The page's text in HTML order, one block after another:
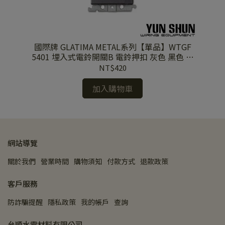
國際牌 GLATIMA METAL系列【單品】WTGF
5401 埋入式電鈴開關B 電鈴押扣 灰色 黑色 陶
瓷白
NT$420
加入購物車
網站導覽
關於我們 營業時間 購物須知 付款方式 退款政策
客戶服務
防詐騙提醒 隱私政策 我的帳戶 查詢